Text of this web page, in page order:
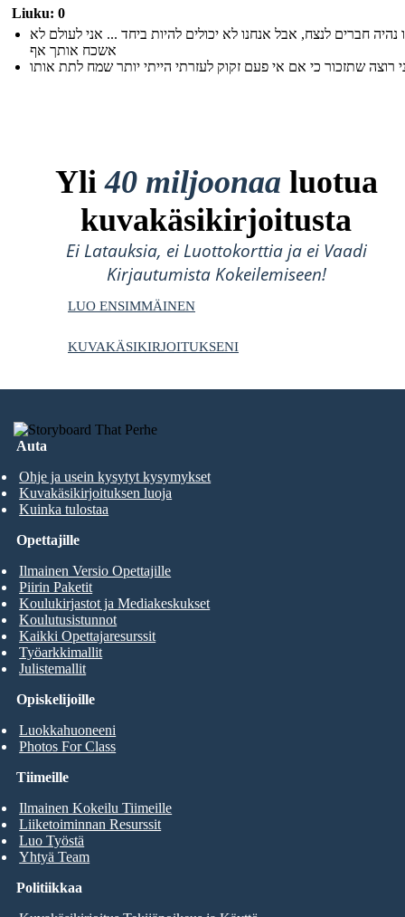
Liuku: 0
נהיה חברים לנצח, אבל אנחנו לא יכולים להיות ביחד ... אני לעולם לא
אשכח אותך אף
Yli40 miljoonaa luotua
kuvakäsikirjoitusta
Ei Latauksia, ei Luottokorttia ja ei Vaadi
Kirjautumista Kokeilemiseen!
LUO ENSIMMÄINEN
KUVAKÄSIKIRJOITUKSENI
Auta
Ohje ja usein kysytyt kysymykset
Kuvakäsikirjoituksen luoja
Kuinka tulostaa
Opiskelijoille
Luokkahuoneeni
Photos For Class
Opettajille
Ilmainen Versio Opettajille
Piirin Paketit
Koulukirjastot ja Mediakeskukset
Koulutusistunnot
Kaikki Opettajaresurssit
Työarkkimallit
Julistemallit
Tiimeille
Ilmainen Kokeilu Tiimeille
Liiketoiminnan Resurssit
Luo Työstä
Yhtyä Team
Politiikkaa